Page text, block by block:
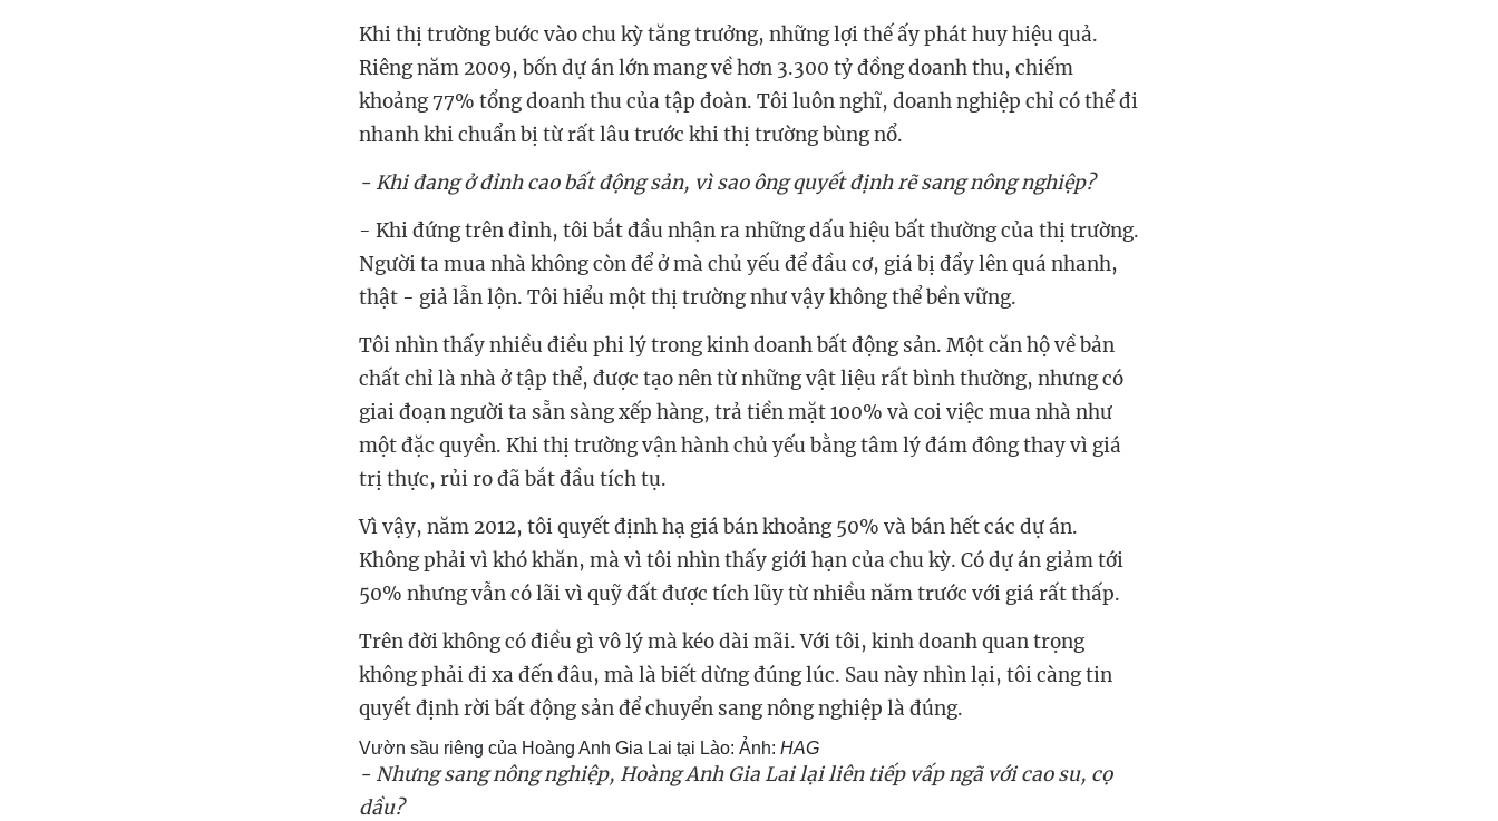
Khi thị trường bước vào chu kỳ tăng trưởng, những lợi thế ấy phát huy hiệu quả.
Riêng năm 2009, bốn dự án lớn mang về hơn 3.300 tỷ đồng doanh thu, chiếm
khoảng 77% tổng doanh thu của tập đoàn. Tôi luôn nghĩ, doanh nghiệp chỉ có thể đi
nhanh khi chuẩn bị từ rất lâu trước khi thị trường bùng nổ.
- Khi đang ở đỉnh cao bất động sản, vì sao ông quyết định rẽ sang nông nghiệp?
- Khi đứng trên đỉnh, tôi bắt đầu nhận ra những dấu hiệu bất thường của thị trường.
Người ta mua nhà không còn để ở mà chủ yếu để đầu cơ, giá bị đẩy lên quá nhanh,
thật - giả lẫn lộn. Tôi hiểu một thị trường như vậy không thể bền vững.
Tôi nhìn thấy nhiều điều phi lý trong kinh doanh bất động sản. Một căn hộ về bản
chất chỉ là nhà ở tập thể, được tạo nên từ những vật liệu rất bình thường, nhưng có
giai đoạn người ta sẵn sàng xếp hàng, trả tiền mặt 100% và coi việc mua nhà như
một đặc quyền. Khi thị trường vận hành chủ yếu bằng tâm lý đám đông thay vì giá
trị thực, rủi ro đã bắt đầu tích tụ.
Vì vậy, năm 2012, tôi quyết định hạ giá bán khoảng 50% và bán hết các dự án.
Không phải vì khó khăn, mà vì tôi nhìn thấy giới hạn của chu kỳ. Có dự án giảm tới
50% nhưng vẫn có lãi vì quỹ đất được tích lũy từ nhiều năm trước với giá rất thấp.
Trên đời không có điều gì vô lý mà kéo dài mãi. Với tôi, kinh doanh quan trọng
không phải đi xa đến đâu, mà là biết dừng đúng lúc. Sau này nhìn lại, tôi càng tin
quyết định rời bất động sản để chuyển sang nông nghiệp là đúng.
Vườn sầu riêng của Hoàng Anh Gia Lai tại Lào: Ảnh: HAG
- Nhưng sang nông nghiệp, Hoàng Anh Gia Lai lại liên tiếp vấp ngã với cao su, cọ
dầu?